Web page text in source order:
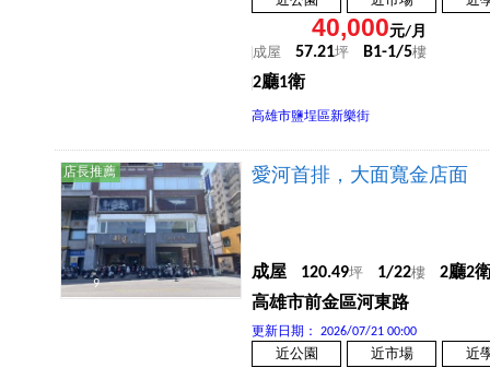
40,000元/月
成屋 57.21坪 B1-1/5樓
2廳1衛
高雄市鹽埕區新樂街
店長推薦
9
愛河首排，大面寬金店面
成屋 120.49坪 1/22樓
2廳2
高雄市前金區河東路
更新日期： 2026/07/21 00:00
近公園 近市場 近